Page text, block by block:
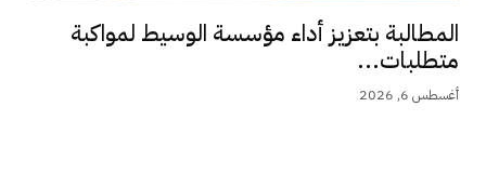
المطالبة بتعزيز أداء مؤسسة الوسيط لمواكبة
متطلبات...
أغسطس 6, 2026